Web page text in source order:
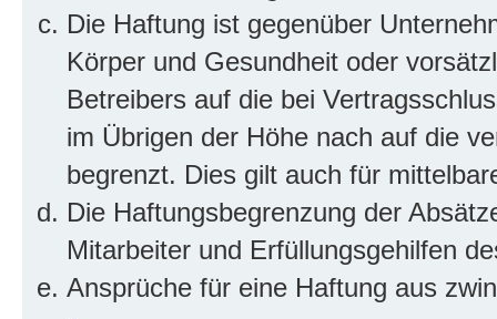
Die Haftung ist gegenüber
Körper und Gesundheit oder
Betreibers auf die bei
im Übrigen der Höhe nach auf die
begrenzt. Dies gilt auch für
Die Haftungsbegrenzung der
Mitarbeiter und Erfüllungsgehilfen
Ansprüche für eine Haftung aus